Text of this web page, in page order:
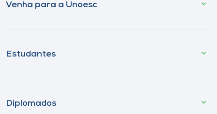
Venha para a Unoesc
Estudantes
Diplomados